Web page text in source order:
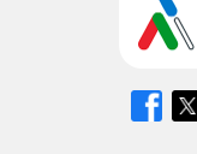
en
en